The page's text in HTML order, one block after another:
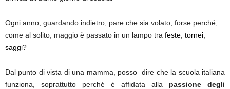
Ogni anno, guardando indietro, pare che sia volato, forse perché,
come al solito, maggio è passato in un lampo tra feste, tornei,
saggi?
Dal punto di vista di una mamma, posso dire che la scuola italiana
funziona, soprattutto perché è affidata alla passione degli